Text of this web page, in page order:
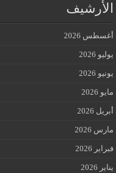
الأرشيف
أغسطس 2026
يوليو 2026
يونيو 2026
مايو 2026
أبريل 2026
مارس 2026
فبراير 2026
يناير 2026